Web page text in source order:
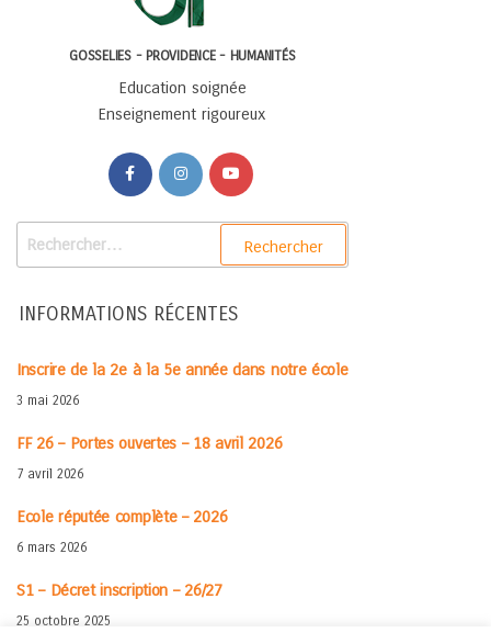
GOSSELIES - PROVIDENCE - HUMANITÉS
Education soignée
Enseignement rigoureux
INFORMATIONS RÉCENTES
Inscrire de la 2e à la 5e année dans notre école
3 mai 2026
FF 26 – Portes ouvertes – 18 avril 2026
7 avril 2026
Ecole réputée complète – 2026
6 mars 2026
S1 – Décret inscription – 26/27
25 octobre 2025